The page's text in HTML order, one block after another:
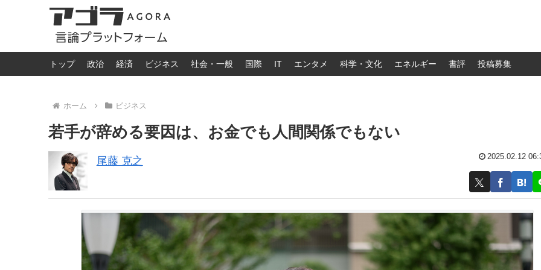
トップ 政治 経済 ビジネス 社会・一般 国際 IT エンタメ 科学・文化 エネルギー 書評 投稿募集
ホーム ビジネス
若手が辞める要因は、お金でも人間関係でもない
尾藤 克之 2025.02.12